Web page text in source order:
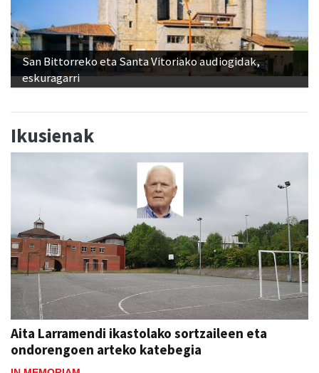
San Bittorreko eta Santa Vitoriako audiogidak,
eskuragarri
Ikusienak
Aita Larramendi ikastolako sortzaileen eta
ondorengoen arteko katebegia